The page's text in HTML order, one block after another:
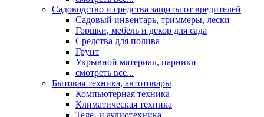
Садоводство и средства защиты от вредителей
Садовый инвентарь, триммеры, лески
Горшки, мебель и декор для сада
Средства для полива
Грунт
Укрывной материал, парники
смотреть все...
Бытовая техника, автотовары
Компьютерная техника
Климатическая техника
Теле- и аудиотехника